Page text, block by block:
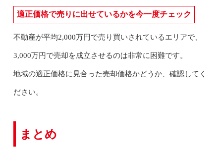
適正価格で売りに出せているかを今一度チェック
不動産が平均2,000万円で売り買いされているエリアで、
3,000万円で売却を成立させるのは非常に困難です。
地域の適正価格に見合った売却価格かどうか、確認してく
ださい。
まとめ